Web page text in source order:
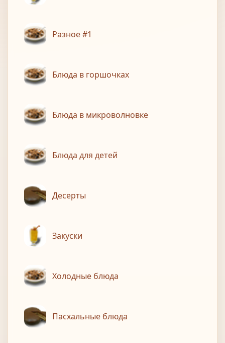
Разное #1
Блюда в горшочках
Блюда в микроволновке
Блюда для детей
Десерты
Закуски
Холодные блюда
Пасхальные блюда